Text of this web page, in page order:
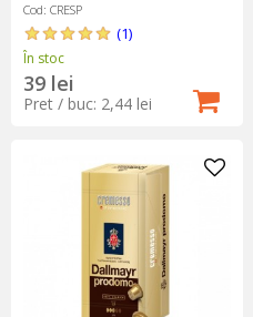
Cod: CRESP
(1)
În stoc
39 lei
Pret / buc: 2,44 lei